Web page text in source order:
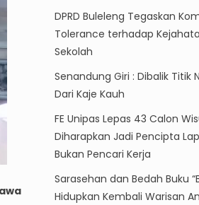
DPRD Buleleng Tegaskan
Tolerance terhadap
Sekolah
Senandung Giri : Dibalik Titik
Dari Kaje Kauh
FE Unipas Lepas 43 Calon
Diharapkan Jadi Pencipta
Bukan Pencari Kerja
Sarasehan dan Bedah Buku
Hidupkan Kembali Warisan